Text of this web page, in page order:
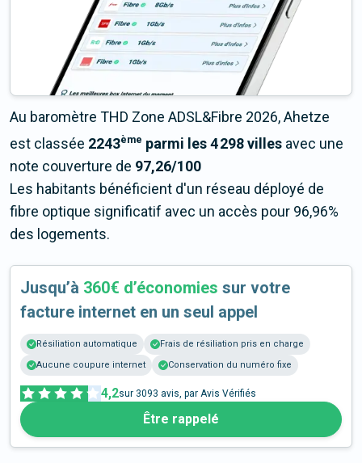
Au baromètre THD Zone ADSL&Fibre 2026, Ahetze
est classée 2243ème parmi les 4 298 villes avec une
note couverture de 97,26/100
Les habitants bénéficient d'un réseau déployé de
fibre optique significatif avec un accès pour 96,96%
des logements.
Jusqu’à 360€ d’économies sur votre
facture internet en un seul appel
Résiliation automatique
Frais de résiliation pris en charge
Aucune coupure internet
Conservation du numéro fixe
4,2sur 3093 avis, par Avis Vérifiés
Être rappelé